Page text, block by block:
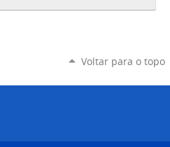
Voltar para o topo